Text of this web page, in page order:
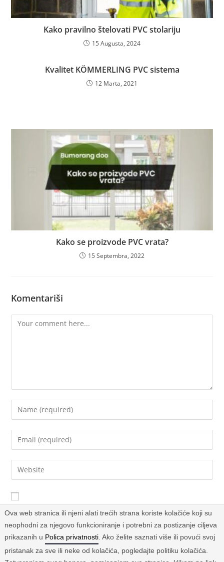
Kako pravilno štelovati PVC stolariju
15 Augusta, 2024
Kvalitet KÖMMERLING PVC sistema
12 Marta, 2021
Kako se proizvode PVC vrata?
15 Septembra, 2022
Komentariši
Sačuvaj moje ime, email i web stranicu u ovom browseru za
buduće komentare.
Ova web stranica ili njeni alati trećih strana koriste kolačiće koji su
neophodni za njegovo funkcioniranje i potrebni za postizanje ciljeva
prikazanih u Polica privatnosti. Ako želite saznati više ili povući svoj
pristanak za sve ili neke od kolačića, pogledajte politiku kolačića.